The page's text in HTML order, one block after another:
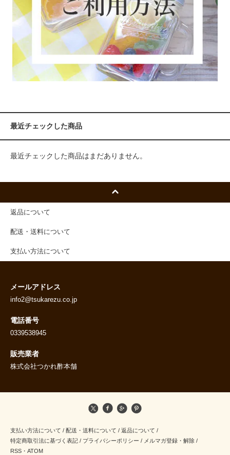
最近チェックした商品
最近チェックした商品はまだありません。
返品について
配送・送料について
支払い方法について
メールアドレス
info2@tsukarezu.co.jp
電話番号
0339538945
販売業者
株式会社つかれ酢本舗
支払い方法について / 配送・送料について / 返品について /
特定商取引法に基づく表記 / プライバシーポリシー / メルマガ登録・解除 /
RSS ・ ATOM